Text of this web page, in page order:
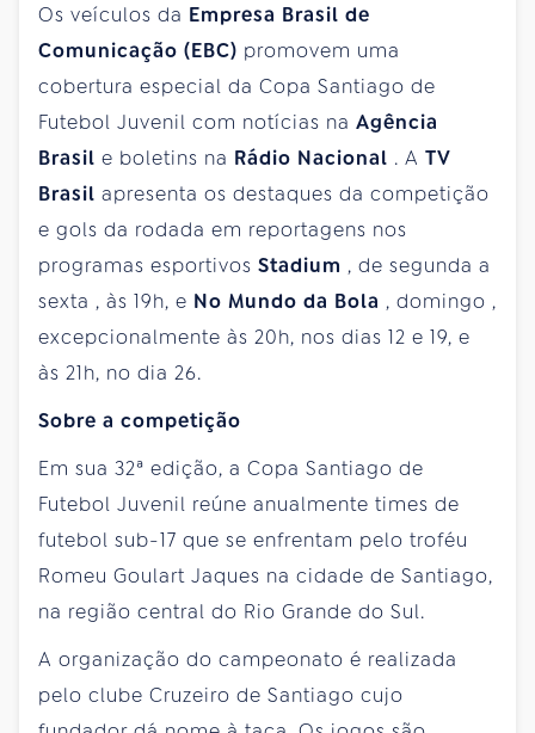
Os veículos da Empresa Brasil de
Comunicação (EBC) promovem uma
cobertura especial da Copa Santiago de
Futebol Juvenil com notícias na Agência
Brasil e boletins na Rádio Nacional . A TV
Brasil apresenta os destaques da competição
e gols da rodada em reportagens nos
programas esportivos Stadium , de segunda a
sexta , às 19h, e No Mundo da Bola , domingo ,
excepcionalmente às 20h, nos dias 12 e 19, e
às 21h, no dia 26.
Sobre a competição
Em sua 32ª edição, a Copa Santiago de
Futebol Juvenil reúne anualmente times de
futebol sub-17 que se enfrentam pelo troféu
Romeu Goulart Jaques na cidade de Santiago,
na região central do Rio Grande do Sul.
A organização do campeonato é realizada
pelo clube Cruzeiro de Santiago cujo